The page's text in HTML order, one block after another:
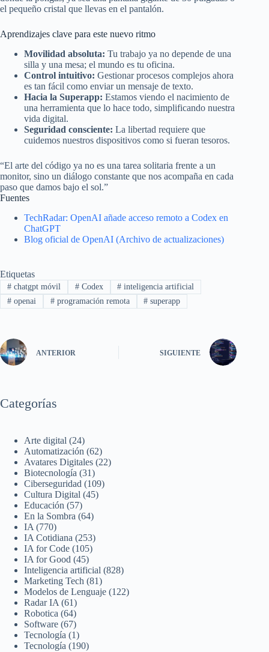
el pequeño cristal que llevas en el pantalón.
Aprendizajes clave para este nuevo ritmo
Movilidad absoluta: Tu trabajo ya no depende de una
silla y una mesa; el mundo es tu oficina.
Control intuitivo: Gestionar procesos complejos ahora
es tan fácil como enviar un mensaje de texto.
Hacia la Superapp: Estamos viendo el nacimiento de
una herramienta que lo hace todo, simplificando nuestra
vida digital.
Seguridad consciente: La libertad requiere que
cuidemos nuestros dispositivos como si fueran tesoros.
“El arte del código ya no es una tarea solitaria frente a un
monitor, sino un diálogo constante que nos acompaña en cada
paso que damos bajo el sol.”
Fuentes
TechRadar: OpenAI añade acceso remoto a Codex en
ChatGPT
Blog oficial de OpenAI (Archivo de actualizaciones)
Etiquetas
#chatgpt móvil #Codex # inteligencia artificial
#openai #programación remota # superapp
ANTERIOR SIGUIENTE
Categorías
Arte digital (24)
Automatización (62)
Avatares Digitales (22)
Biotecnología (31)
Ciberseguridad (109)
Cultura Digital (45)
Educación (57)
En la Sombra (64)
IA (770)
IA Cotidiana (253)
IA for Code (105)
IA for Good (45)
Inteligencia artificial (828)
Marketing Tech (81)
Modelos de Lenguaje (122)
Radar IA (61)
Robotica (64)
Software (67)
Tecnología (1)
Tecnología (190)